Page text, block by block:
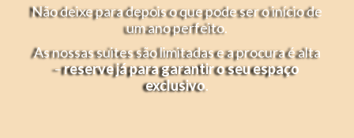
Não deixe para depois o que pode ser o início de
um ano perfeito.
As nossas suites são limitadas e a procura é alta
–reserve já para garantir o seu espaço
exclusivo.